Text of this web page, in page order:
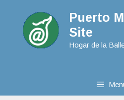
Puerto
Site
Hogar de la